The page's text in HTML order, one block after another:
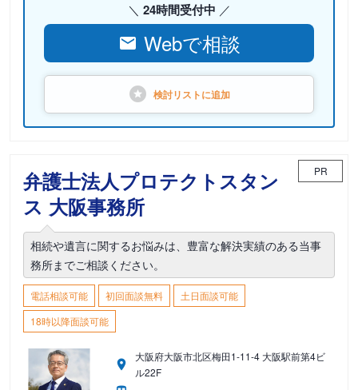
24時間受付中
Webで相談
検討リストに追加
弁護士法人プロテクトスタン
ス 大阪事務所
PR
相続や遺言に関するお悩みは、豊富な解決実績のある当事
務所までご相談ください。
電話相談可能 初回面談無料
土日面談可能
18時以降面談可能
大阪府大阪市北区梅田1-11-4 大阪駅前第4ビ
ル22F